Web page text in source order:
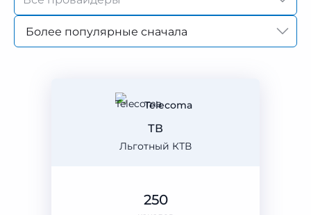
Более популярные сначала
Telecoma
Льготный КТВ
ТВ
250